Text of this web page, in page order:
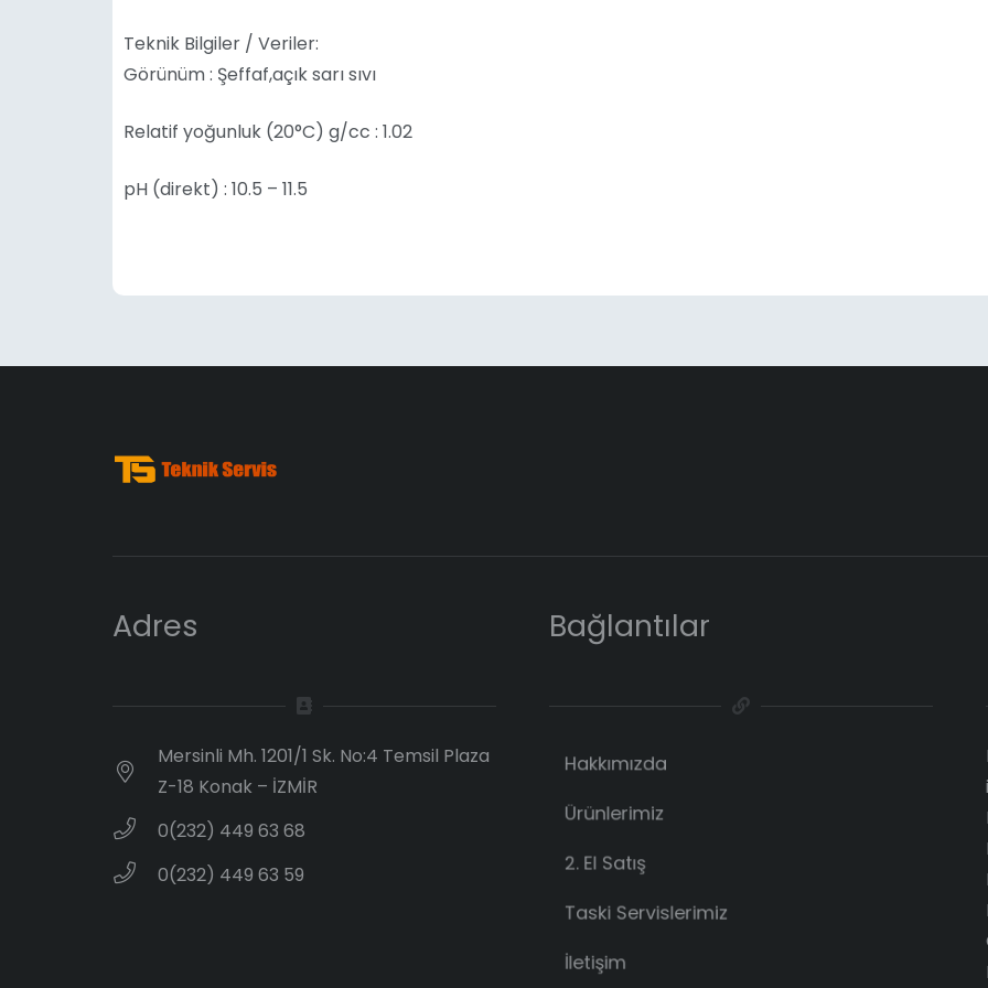
Teknik Bilgiler / Veriler:
Görünüm : Şeffaf,açık sarı sıvı
Relatif yoğunluk (20°C) g/cc : 1.02
pH (direkt) : 10.5 – 11.5
Adres
Mersinli Mh. 1201/1 Sk. No:4 Temsil Plaza
Z-18 Konak – İZMİR
0(232) 449 63 68
0(232) 449 63 59
Bağlantılar
Hakkımızda
Ürünlerimiz
2. El Satış
Taski Servislerimiz
İletişim